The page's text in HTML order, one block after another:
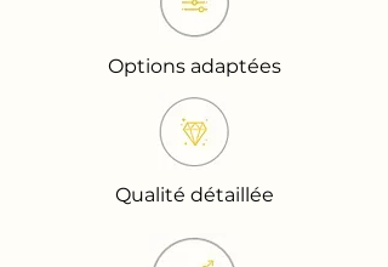
Options adaptées
Qualité détaillée